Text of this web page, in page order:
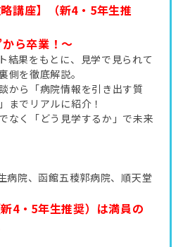
講座】（新4・5年生推
ら卒業！～
結果をもとに、見学で見られて
側を徹底解説。
から「病院情報を引き出す質
までリアルに紹介！
なく「どう見学するか」で未来
病院、函館五稜郭病院、順天堂
4・5年生推奨）は満員の